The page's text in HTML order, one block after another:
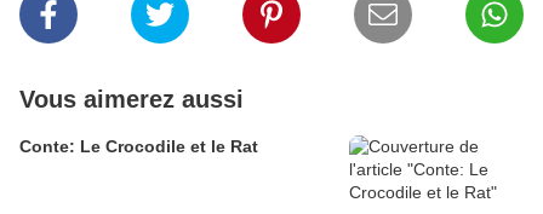
Vous aimerez aussi
Conte: Le Crocodile et le Rat